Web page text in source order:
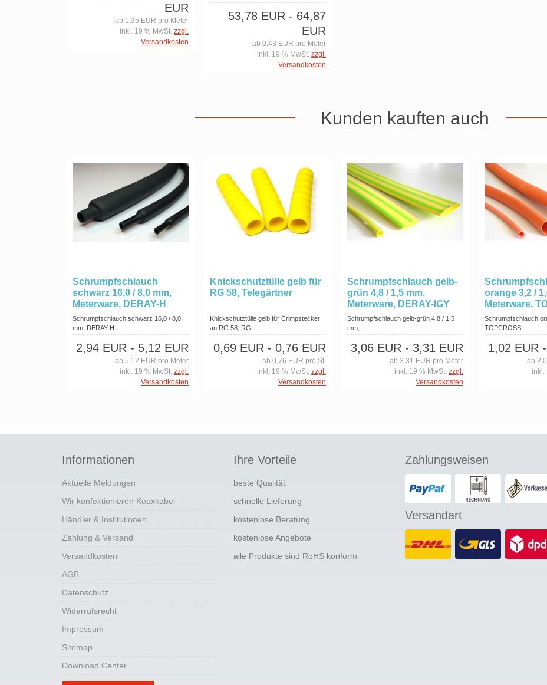
EUR
ab 1,35 EUR pro Meter
inkl. 19 % MwSt. zzgl.
Versandkosten
53,78 EUR - 64,87
EUR
ab 0,43 EUR pro Meter
inkl. 19 % MwSt. zzgl.
Versandkosten
Kunden kauften auch
Schrumpfschlauch
schwarz 16,0 / 8,0 mm,
Meterware, DERAY-H
Schrumpfschlauch schwarz 16,0 / 8,0
mm, DERAY-H
2,94 EUR - 5,12 EUR
ab 5,12 EUR pro Meter
inkl. 19 % MwSt. zzgl.
Versandkosten
Knickschutztülle gelb für
RG 58, Telegärtner
Knickschutztülle gelb für Crimpstecker
an RG 58, RG...
0,69 EUR - 0,76 EUR
ab 0,76 EUR pro St.
inkl. 19 % MwSt. zzgl.
Versandkosten
Schrumpfschlauch gelb-
grün 4,8 / 1,5 mm,
Meterware, DERAY-IGY
Schrumpfschlauch gelb-grün 4,8 / 1,5
mm,...
3,06 EUR - 3,31 EUR
ab 3,31 EUR pro Meter
inkl. 19 % MwSt. zzgl.
Versandkosten
orange 3,2 /
Meterware,
Schrumpfschlauch
TOPCROSS
1,02 EUR
ab
inkl.
Informationen
Aktuelle Meldungen
Wir konfektionieren Koaxkabel
Händler & Institutionen
Zahlung & Versand
Versandkosten
AGB
Datenschutz
Widerrufsrecht
Impressum
Sitemap
Download Center
Ihre Vorteile
beste Qualität
schnelle Lieferung
kostenlose Beratung
kostenlose Angebote
alle Produkte sind RoHS konform
Zahlungsweisen
Versandart